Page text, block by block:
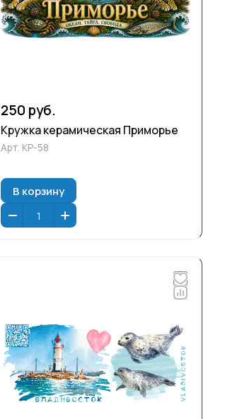
250 руб.
Кружка керамическая Приморье
Арт. КР-58
В корзину